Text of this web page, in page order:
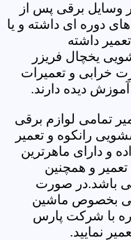
وسایل برقی پس از
دوره ای داشته و یا
داشته
یخچال فریزر
خرابی و تعمیرات
دیده دارند.
تمامی لوازم برقی
رانکوه و تعمیر
و دارای ماهرترین
و همچنین
باشد.در صورت
بخصوص ماشین
با شرکت پارس
نمایید.